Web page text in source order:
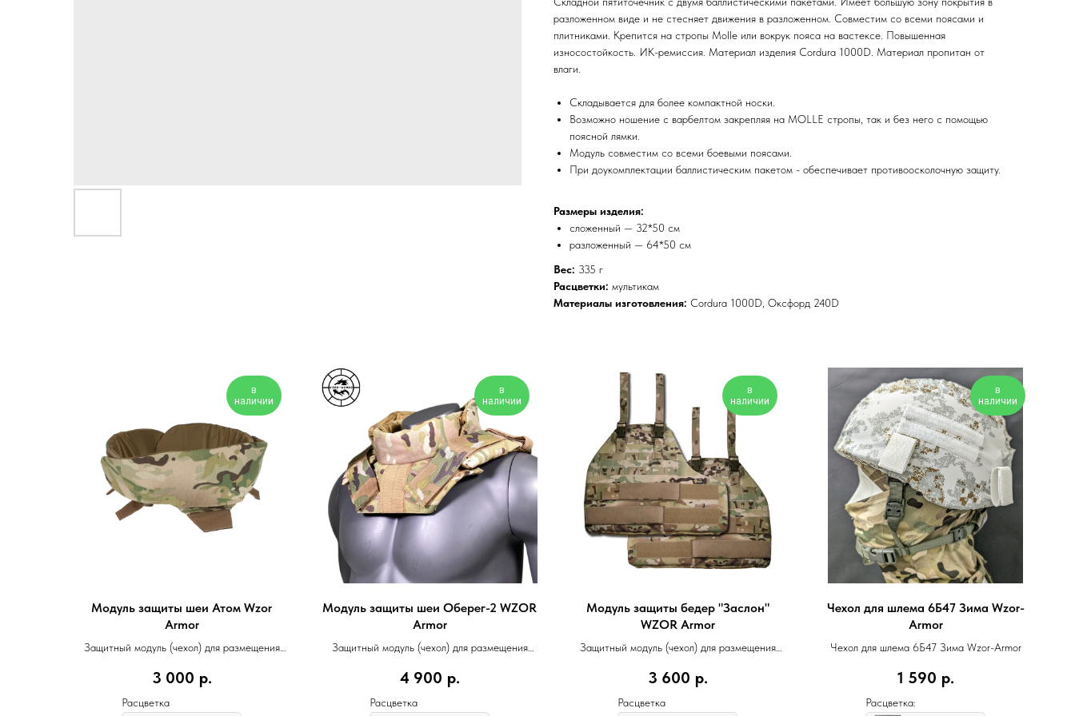
разложенном виде и не стесняет движения в разложенном. Совместим со всеми поясами и
плитниками. Крепится на стропы Molle или вокрук пояса на вастексе. Повышенная
износостойкость. ИК-ремиссия. Материал изделия Cordura 1000D. Материал пропитан от
влаги.
Складывается для более компактной носки.
Возможно ношение с варбелтом закрепляя на MOLLE стропы, так и без него с помощью
поясной лямки.
Модуль совместим со всеми боевыми поясами.
При доукомплектации баллистическим пакетом - обеспечивает противоосколочную защиту.
Размеры изделия:
сложенный — 32*50 см
разложенный — 64*50 см
Вес: 335 г
Расцветки: мультикам
Материалы изготовления: Cordura 1000D, Оксфорд 240D
в
наличии
Модуль защиты шеи Атом Wzor
Armor
Защитный модуль (чехол) для размещения
3 000 р.
Расцветка
в
наличии
Модуль защиты шеи Оберег-2 WZOR
Armor
Защитный модуль (чехол) для размещения
4 900 р.
Расцветка
в
наличии
Модуль защиты бедер "Заслон"
WZOR Armor
Защитный модуль (чехол) для размещения
3 600 р.
Расцветка
в
наличии
Чехол для шлема 6Б47 Зима Wzor-
Armor
Чехол для шлема 6Б47 Зима Wzor-Armor
1 590 р.
Расцветка: